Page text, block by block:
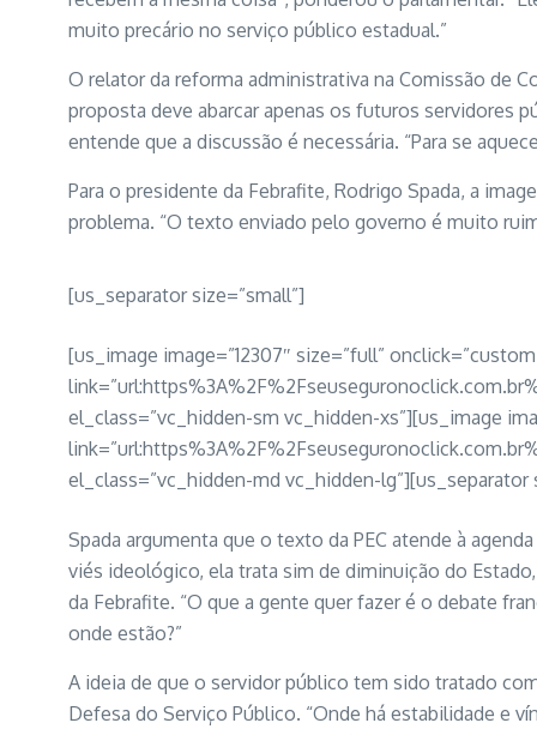
muito precário no serviço público estadual.”
O relator da reforma administrativa na Comissão de
proposta deve abarcar apenas os futuros servidores
entende que a discussão é necessária. “Para se
Para o presidente da Febrafite, Rodrigo Spada, a
problema. “O texto enviado pelo governo é muito
[us_separator size=”small”]
[us_image image=”12307″ size=”full”
el_class=”vc_hidden-sm vc_hidden-xs”][us_image
el_class=”vc_hidden-md vc_hidden-lg”][us_separator
Spada argumenta que o texto da PEC atende à
viés ideológico, ela trata sim de diminuição do
da Febrafite. “O que a gente quer fazer é o debate
onde estão?”
A ideia de que o servidor público tem sido tratado
Defesa do Serviço Público. “Onde há estabilidade e